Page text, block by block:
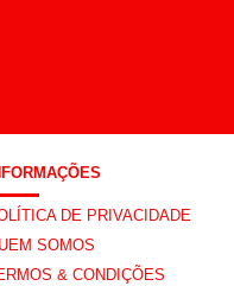
DE PRIVACIDADE
SOMOS
& CONDIÇÕES